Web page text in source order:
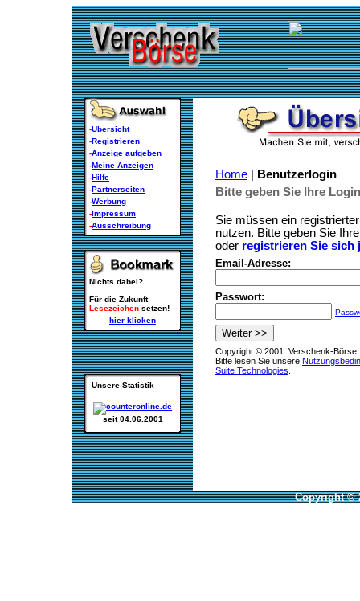
-Übersicht
-Registrieren
-Anzeige aufgeben
-Meine Anzeigen
-Hilfe
-Partnerseiten
-Werbung
-Impressum
-Ausschreibung
Nichts dabei?
Für die Zukunft
Lesezeichen setzen!
hier klicken
Unsere Statistik
seit 04.06.2001
Home
Benutzerlogin
Bitte geben Sie Ihre
Sie müssen ein
nutzen. Bitte geben Sie
oder registrieren Sie sich
Email-Adresse:
Passwort:
Copyright © 2001. Verschenk-
Bitte lesen Sie unsere
Suite Technologies
Copyright ©